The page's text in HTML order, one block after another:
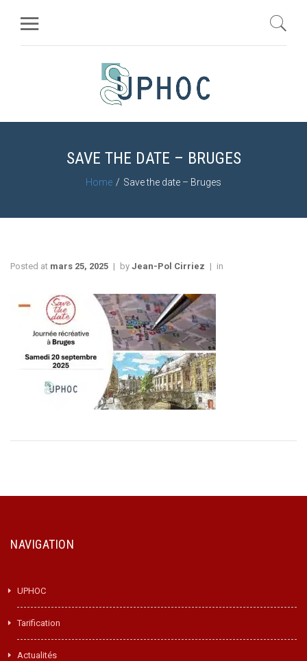
SAVE THE DATE – BRUGES
Home Save the date – Bruges
Posted at mars 25, 2025 by Jean-Pol Cirriez in
NAVIGATION
UPHOC
Tarification
Actualités